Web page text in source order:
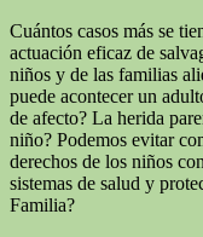
Cuántos casos más se
actuación eficaz de
niños y de las familias
puede acontecer un
de afecto? La herida
niño? Podemos evitar
derechos de los niños
sistemas de salud y
Familia?